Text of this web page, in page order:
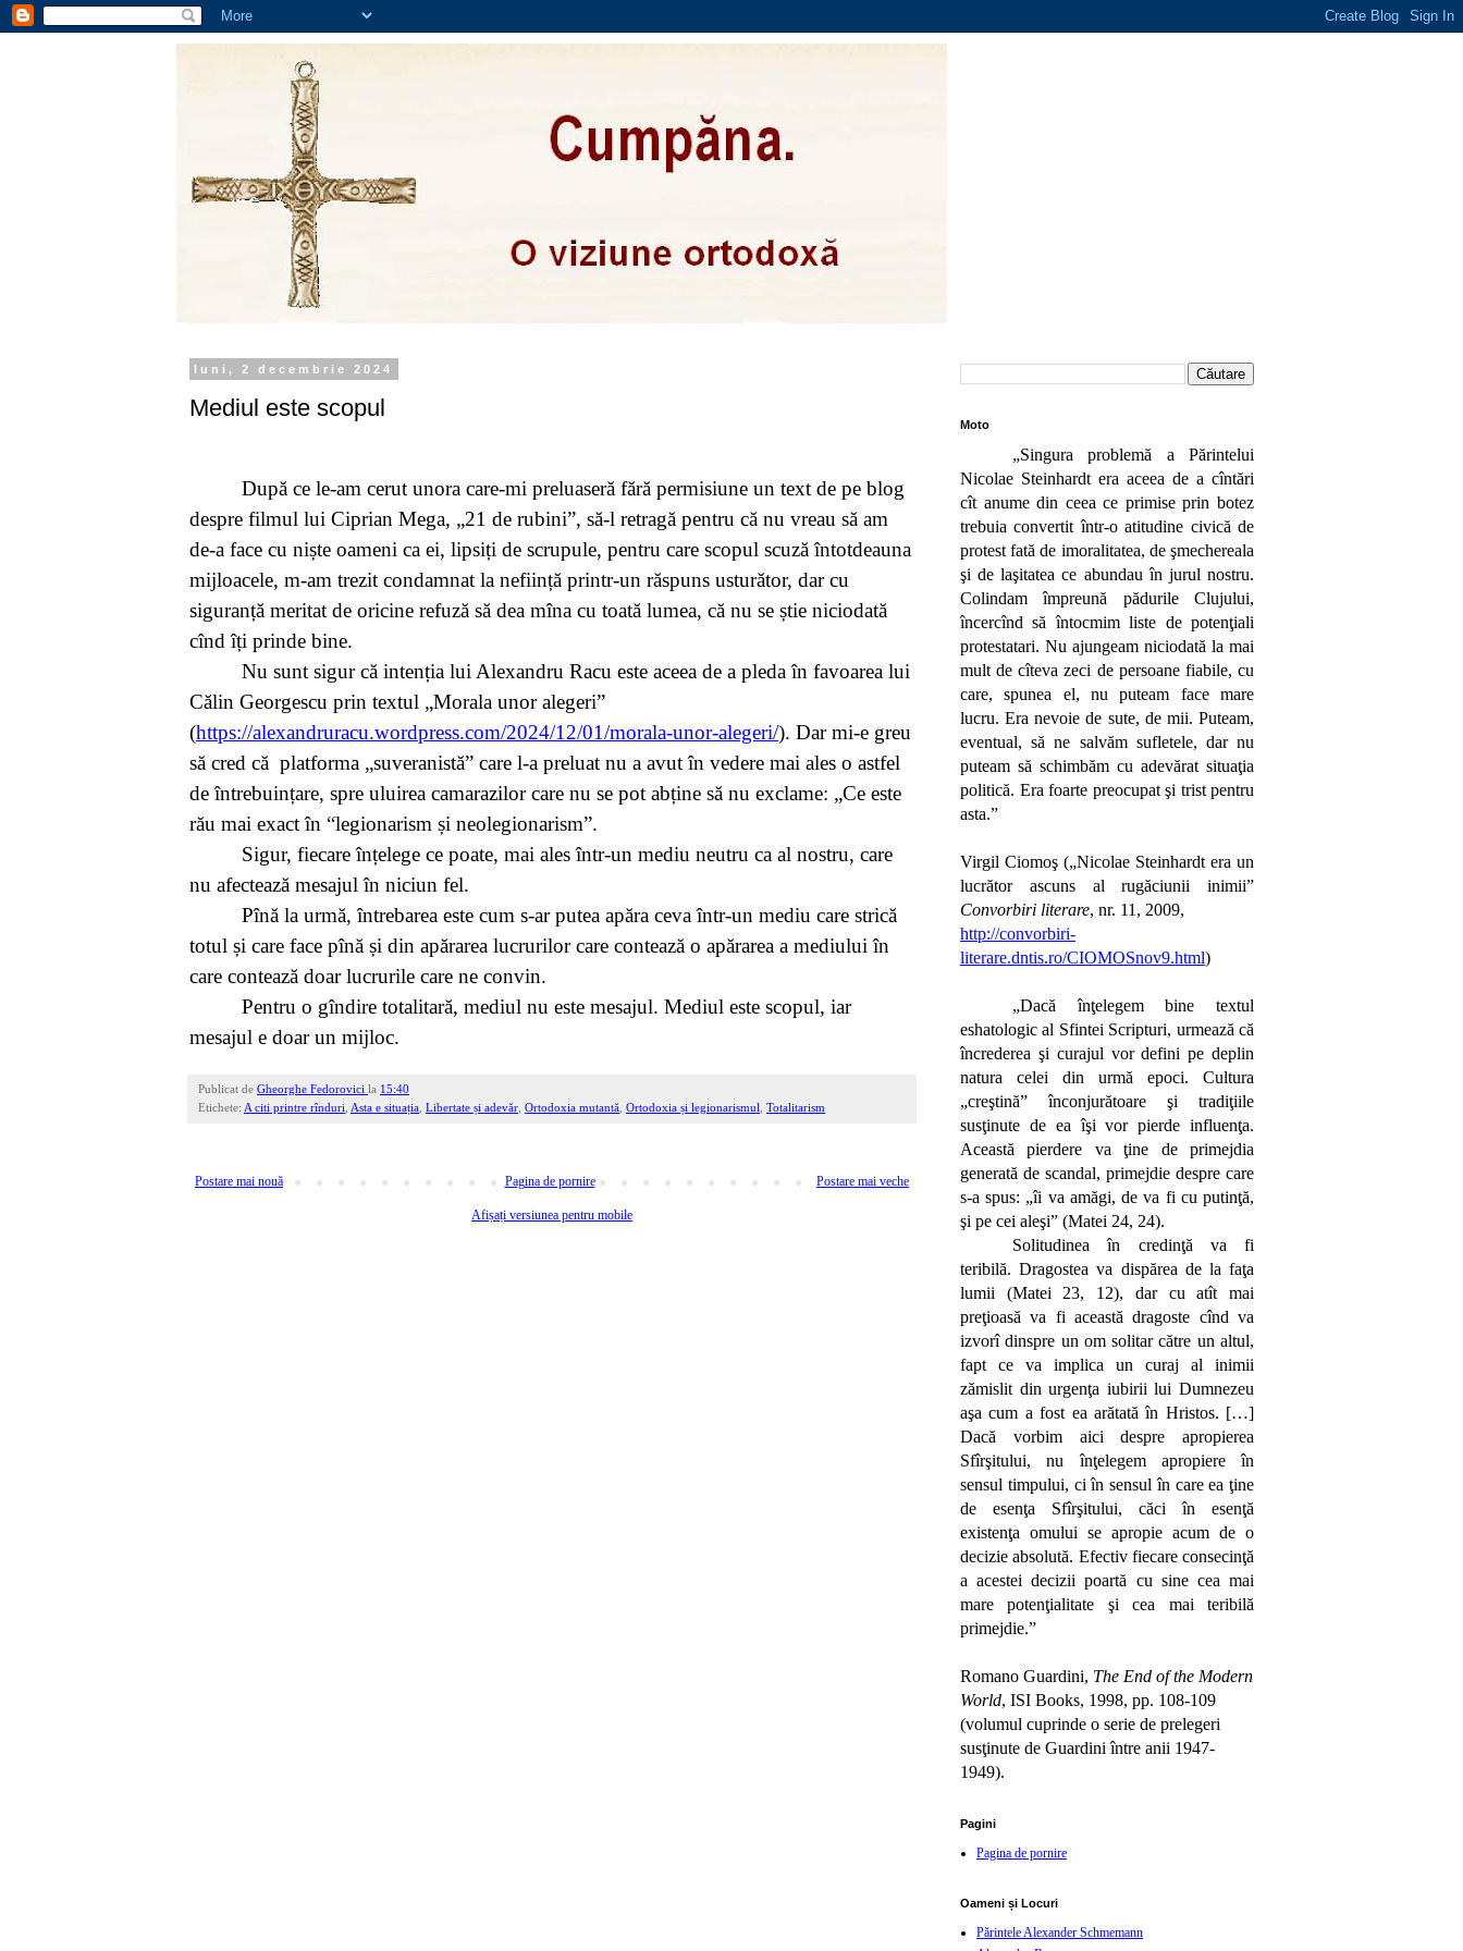
luni, 2 decembrie 2024
Mediul este scopul
După ce le-am cerut unora care-mi preluaseră fără permisiune un text de pe blog
despre filmul lui Ciprian Mega, „21 de rubini”, să-l retragă pentru că nu vreau să am
de-a face cu niște oameni ca ei, lipsiți de scrupule, pentru care scopul scuză întotdeauna
mijloacele, m-am trezit condamnat la neființă printr-un răspuns usturător, dar cu
siguranță meritat de oricine refuză să dea mîna cu toată lumea, că nu se știe niciodată
cînd îți prinde bine.
Nu sunt sigur că intenția lui Alexandru Racu este aceea de a pleda în favoarea lui
Călin Georgescu prin textul „Morala unor alegeri”
(https://alexandruracu.wordpress.com/2024/12/01/morala-unor-alegeri/). Dar mi-e greu
să cred că platforma „suveranistă” care l-a preluat nu a avut în vedere mai ales o astfel
de întrebuințare, spre uluirea camarazilor care nu se pot abține să nu exclame: „Ce este
rău mai exact în “legionarism și neolegionarism”.
Sigur, fiecare înțelege ce poate, mai ales într-un mediu neutru ca al nostru, care
nu afectează mesajul în niciun fel.
Pînă la urmă, întrebarea este cum s-ar putea apăra ceva într-un mediu care strică
totul și care face pînă și din apărarea lucrurilor care contează o apărarea a mediului în
care contează doar lucrurile care ne convin.
Pentru o gîndire totalitară, mediul nu este mesajul. Mediul este scopul, iar
mesajul e doar un mijloc.
Publicat de Gheorghe Fedorovici la 15:40
Etichete: A citi printre rînduri Asta e situația Libertate și adevăr Ortodoxia mutantă Ortodoxia și legionarismul Totalitarism
Postare mai nouă Postare mai veche
Pagina de pornire
Afișați versiunea pentru mobile
Moto
„Singura problemă a Părintelui
Nicolae Steinhardt era aceea de a cîntări
cît anume din ceea ce primise prin botez
trebuia convertit într-o atitudine civică de
protest fată de imoralitatea, de şmechereala
şi de laşitatea ce abundau în jurul nostru.
Colindam împreună pădurile Clujului,
încercînd să întocmim liste de potenţiali
protestatari. Nu ajungeam niciodată la mai
mult de cîteva zeci de persoane fiabile, cu
care, spunea el, nu puteam face mare
lucru. Era nevoie de sute, de mii. Puteam,
eventual, să ne salvăm sufletele, dar nu
puteam să schimbăm cu adevărat situaţia
politică. Era foarte preocupat şi trist pentru
asta.”
Virgil Ciomoş („Nicolae Steinhardt era un
lucrător ascuns al rugăciunii inimii”
Convorbiri literare, nr. 11, 2009,
http://convorbiri-
literare.dntis.ro/CIOMOSnov9.html)
„Dacă înţelegem bine textul
eshatologic al Sfintei Scripturi, urmează că
încrederea şi curajul vor defini pe deplin
natura celei din urmă epoci. Cultura
„creştină” înconjurătoare şi tradiţiile
susţinute de ea îşi vor pierde influenţa.
Această pierdere va ţine de primejdia
generată de scandal, primejdie despre care
s-a spus: „îi va amăgi, de va fi cu putinţă,
şi pe cei aleşi” (Matei 24, 24).
Solitudinea în credinţă va fi
teribilă. Dragostea va dispărea de la faţa
lumii (Matei 23, 12), dar cu atît mai
preţioasă va fi această dragoste cînd va
izvorî dinspre un om solitar către un altul,
fapt ce va implica un curaj al inimii
zămislit din urgenţa iubirii lui Dumnezeu
aşa cum a fost ea arătată în Hristos. […]
Dacă vorbim aici despre apropierea
Sfîrşitului, nu înţelegem apropiere în
sensul timpului, ci în sensul în care ea ţine
de esenţa Sfîrşitului, căci în esenţă
existenţa omului se apropie acum de o
decizie absolută. Efectiv fiecare consecinţă
a acestei decizii poartă cu sine cea mai
mare potenţialitate şi cea mai teribilă
primejdie.”
Romano Guardini, The End of the Modern
World, ISI Books, 1998, pp. 108-109
(volumul cuprinde o serie de prelegeri
susţinute de Guardini între anii 1947-
1949).
Pagini
Pagina de pornire
Oameni și Locuri
Părintele Alexander Schmemann